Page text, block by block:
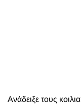
Ανάδειξε τους